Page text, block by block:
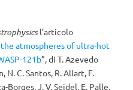
l’articolo
atmospheres of ultra-hot
121b”, di T. Azevedo
N. C. Santos, R. Allart, F.
Borges, J. V. Seidel, E. Palle,